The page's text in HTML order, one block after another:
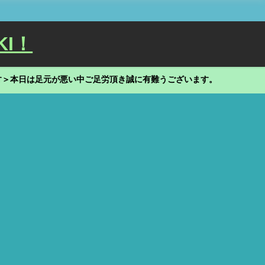
！
本日は足元が悪い中ご足労頂き誠に有難うございます。